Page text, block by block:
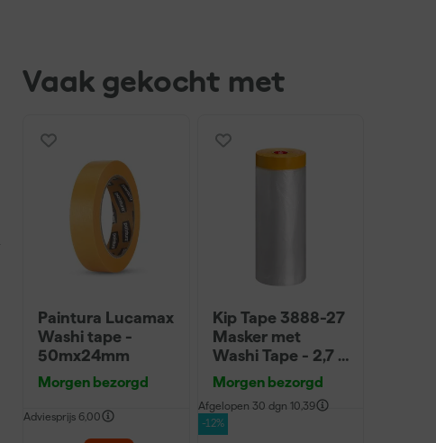
Vaak gekocht met
Paintura Lucamax
Washi tape -
50mx24mm
Morgen bezorgd
Adviesprijs 6,00
Kip Tape 3888-27
Masker met
Washi Tape - 2,7 x
20m
Morgen bezorgd
Afgelopen 30 dgn 10,39
-12%